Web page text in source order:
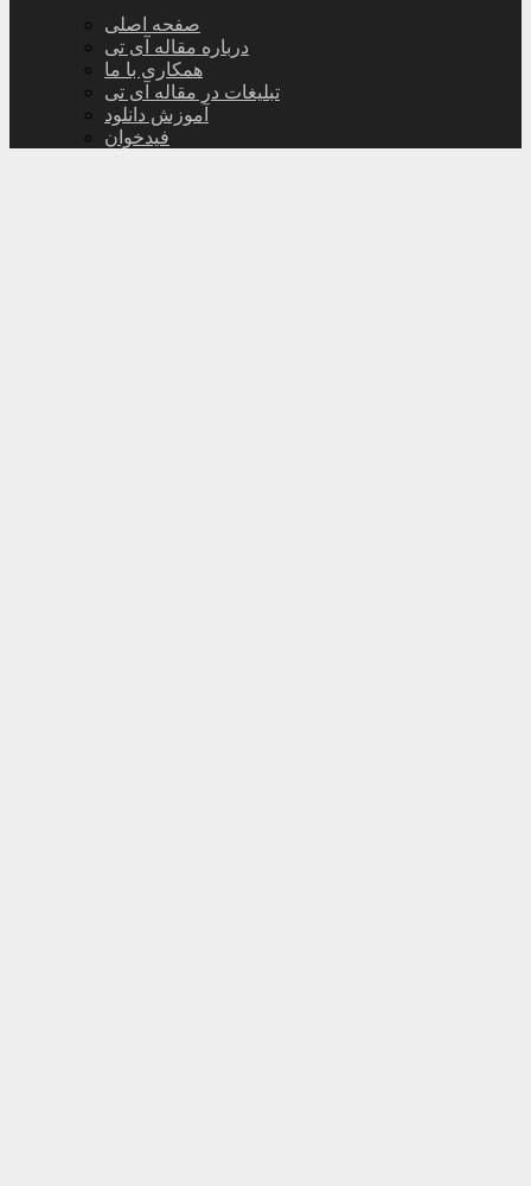
صفحه اصلی
درباره مقاله آی تی
همکاری با ما
تبلیغات در مقاله آی تی
آموزش دانلود
فیدخوان